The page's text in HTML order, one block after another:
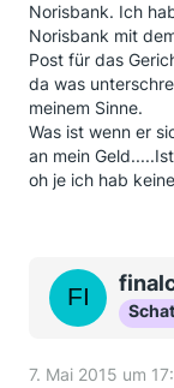
Norisbank. Ich
Norisbank mit
Post für das
da was
meinem Sinne.
Was ist wenn er
an mein
oh je ich hab
7. Mai 2015 um